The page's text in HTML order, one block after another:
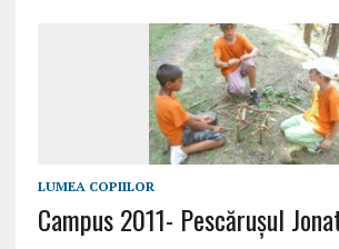
LUMEA COPIILOR
Campus 2011- Pescărușul